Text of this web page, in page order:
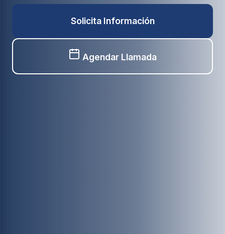
Solicita Información
Agendar Llamada